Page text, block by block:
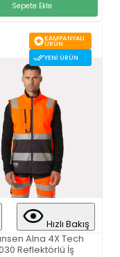
Sepete Ekle
KAMPANYALI
ÜRÜN
YENI ÜRÜN
Hızlı Bakış
Alna 4X Tech
Reflektörlü İş